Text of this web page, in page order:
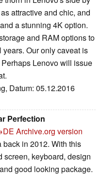
attractive and chic, and
a stunning 4K option.
and RAM options to
Our only caveat is
Lenovo will issue
Datum: 05.12.2016
Perfection
Archive.org version
back in 2012. With this
screen, keyboard, design
good looking package.